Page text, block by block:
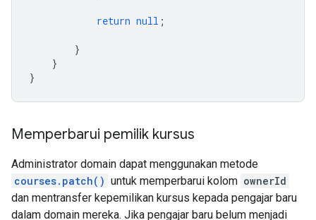
return null ;
}
}
}
Memperbarui pemilik kursus
Administrator domain dapat menggunakan metode
courses.patch() untuk memperbarui kolom ownerId
dan mentransfer kepemilikan kursus kepada pengajar baru
dalam domain mereka. Jika pengajar baru belum menjadi